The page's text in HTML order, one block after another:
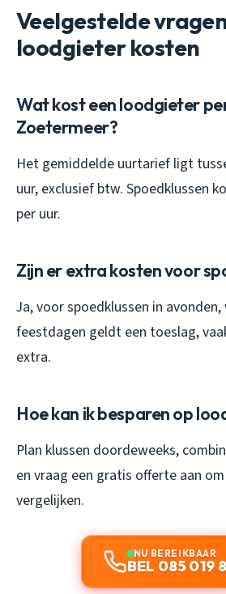
Veelgestelde
loodgieter kosten
Wat kost een loodgieter
Zoetermeer?
Het gemiddelde uurtarief ligt
uur, exclusief btw. Spoedklussen
per uur.
Zijn er extra kosten voor
Ja, voor spoedklussen in
feestdagen geldt een toeslag,
extra.
Hoe kan ik besparen op
Plan klussen doordeweeks,
en vraag een gratis offerte aan
vergelijken.
NU BEREIKBAAR
BEL 085 019